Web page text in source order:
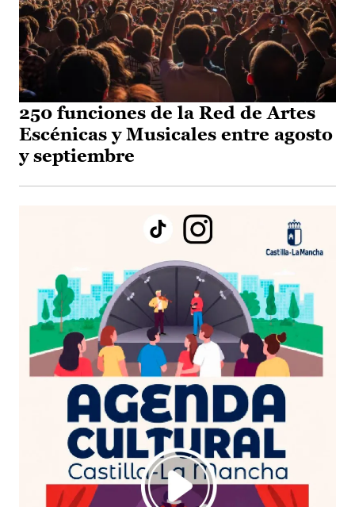
250 funciones de la Red de Artes
Escénicas y Musicales entre agosto
y septiembre